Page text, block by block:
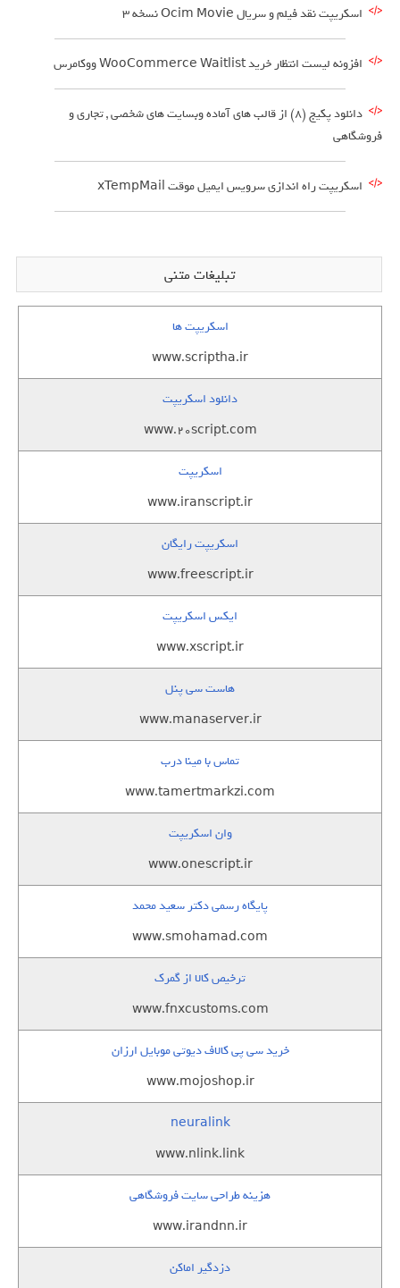
اسکریپت نقد فیلم و سریال Ocim Movie نسخه 3
افزونه لیست انتظار خرید WooCommerce Waitlist ووکامرس
دانلود پکیج (8) از قالب های آماده وبسایت های شخصی , تجاری و
فروشگاهی
اسکریپت راه اندازی سرویس ایمیل موقت xTempMail
تبلیغات متنی
اسکریپت ها
www.scriptha.ir
دانلود اسکریپت
www.20script.com
اسکریپت
www.iranscript.ir
اسکریپت رایگان
www.freescript.ir
ایکس اسکریپت
www.xscript.ir
هاست سی پنل
www.manaserver.ir
تماس با مینا درب
www.tamertmarkzi.com
وان اسکریپت
www.onescript.ir
پایگاه رسمی دکتر سعید محمد
www.smohamad.com
ترخیص کالا از گمرک
www.fnxcustoms.com
خرید سی پی کالاف دیوتی موبایل ارزان
www.mojoshop.ir
neuralink
www.nlink.link
هزینه طراحی سایت فروشگاهی
www.irandnn.ir
دزدگیر اماکن